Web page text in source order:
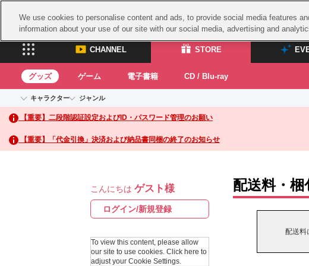
CHANNEL STORE
CHANNEL
ASOBI CHANNEL TOP
STORE
ASOBI STORE TOP
グッズ
グッズ ゲーム 電子書籍 CD / Blu-ray
キャラクター
アイドルマスターシリーズ
アイドルマスター
アイドルマスター シンデレラガールズ
アイドルマスター シャイニーカラーズ
学園アイドルマスター
プロジェクトアイマス ヴイアライヴ
テイルズ オブ シリーズ
ナムコクラシッ
スサノオマジッ
ガンダムシリーズ
ジャンル
イベントグッズ
トイ・ホビー
【重要】二段階認証設定およびID・パスワード管理のお願い
【重要】「代金引換」決済および納品書同梱の終了のお知らせ
こんにちは ゲスト様
ログイン/新規登録
To view this content, please allow
our site to use cookies. Click here to
adjust your Cookie Settings.
配送料・
配送料
We use cookies to personalise content and ads, to provide social media features
information about your use of our site with our social media, advertising and